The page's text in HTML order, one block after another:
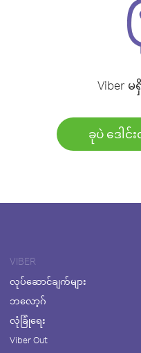
Viber
ခုပဲ ဒေါ
VIBER
လုပ်ဆောင်ချက်များ
ဘလော့ဂ်
လုံခြုံရေး
Viber Out